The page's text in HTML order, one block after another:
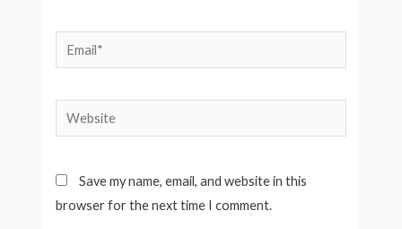
Email*
Website
Save my name, email, and website in this
browser for the next time I comment.